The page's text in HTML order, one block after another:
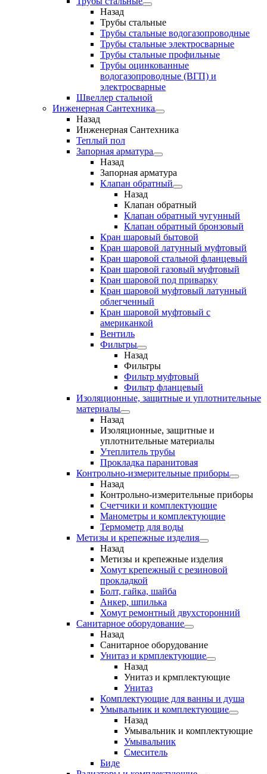
Назад
Трубы стальные
Трубы стальные водогазопроводные
Трубы стальные электросварные
Трубы стальные профильные
Трубы оцинкованные
водогазопроводные (ВГП) и
электросварные
Швеллер стальной
Инженерная Сантехника
Назад
Инженерная Сантехника
Теплый пол
Запорная арматура
Назад
Запорная арматура
Клапан обратный
Назад
Клапан обратный
Клапан обратный чугунный
Клапан обратный бронзовый
Кран шаровый бытовой
Кран шаровой латунный муфтовый
Кран шаровой стальной фланцевый
Кран шаровой газовый муфтовый
Кран шаровой под приварку
Кран шаровой муфтовый латунный
облегченный
Кран шаровой муфтовый с
американкой
Вентиль
Фильтры
Назад
Фильтры
Фильтр муфтовый
Фильтр фланцевый
Изоляционные, защитные и уплотнительные
материалы
Назад
Изоляционные, защитные и
уплотнительные материалы
Утеплитель трубы
Прокладка паранитовая
Контрольно-измерительные приборы
Назад
Контрольно-измерительные приборы
Счетчики и комплектующие
Манометры и комплектующие
Термометр для воды
Метизы и крепежные изделия
Назад
Метизы и крепежные изделия
Хомут крепежный с резиновой
прокладкой
Болт, гайка, шайба
Анкер, шпилька
Хомут ремонтный двухсторонний
Санитарное оборудование
Назад
Санитарное оборудование
Унитаз и крмплектующие
Назад
Унитаз и крмплектующие
Унитаз
Комплектующие для ванны и душа
Умывальник и комплектующие
Назад
Умывальник и комплектующие
Умывальник
Смеситель
Биде